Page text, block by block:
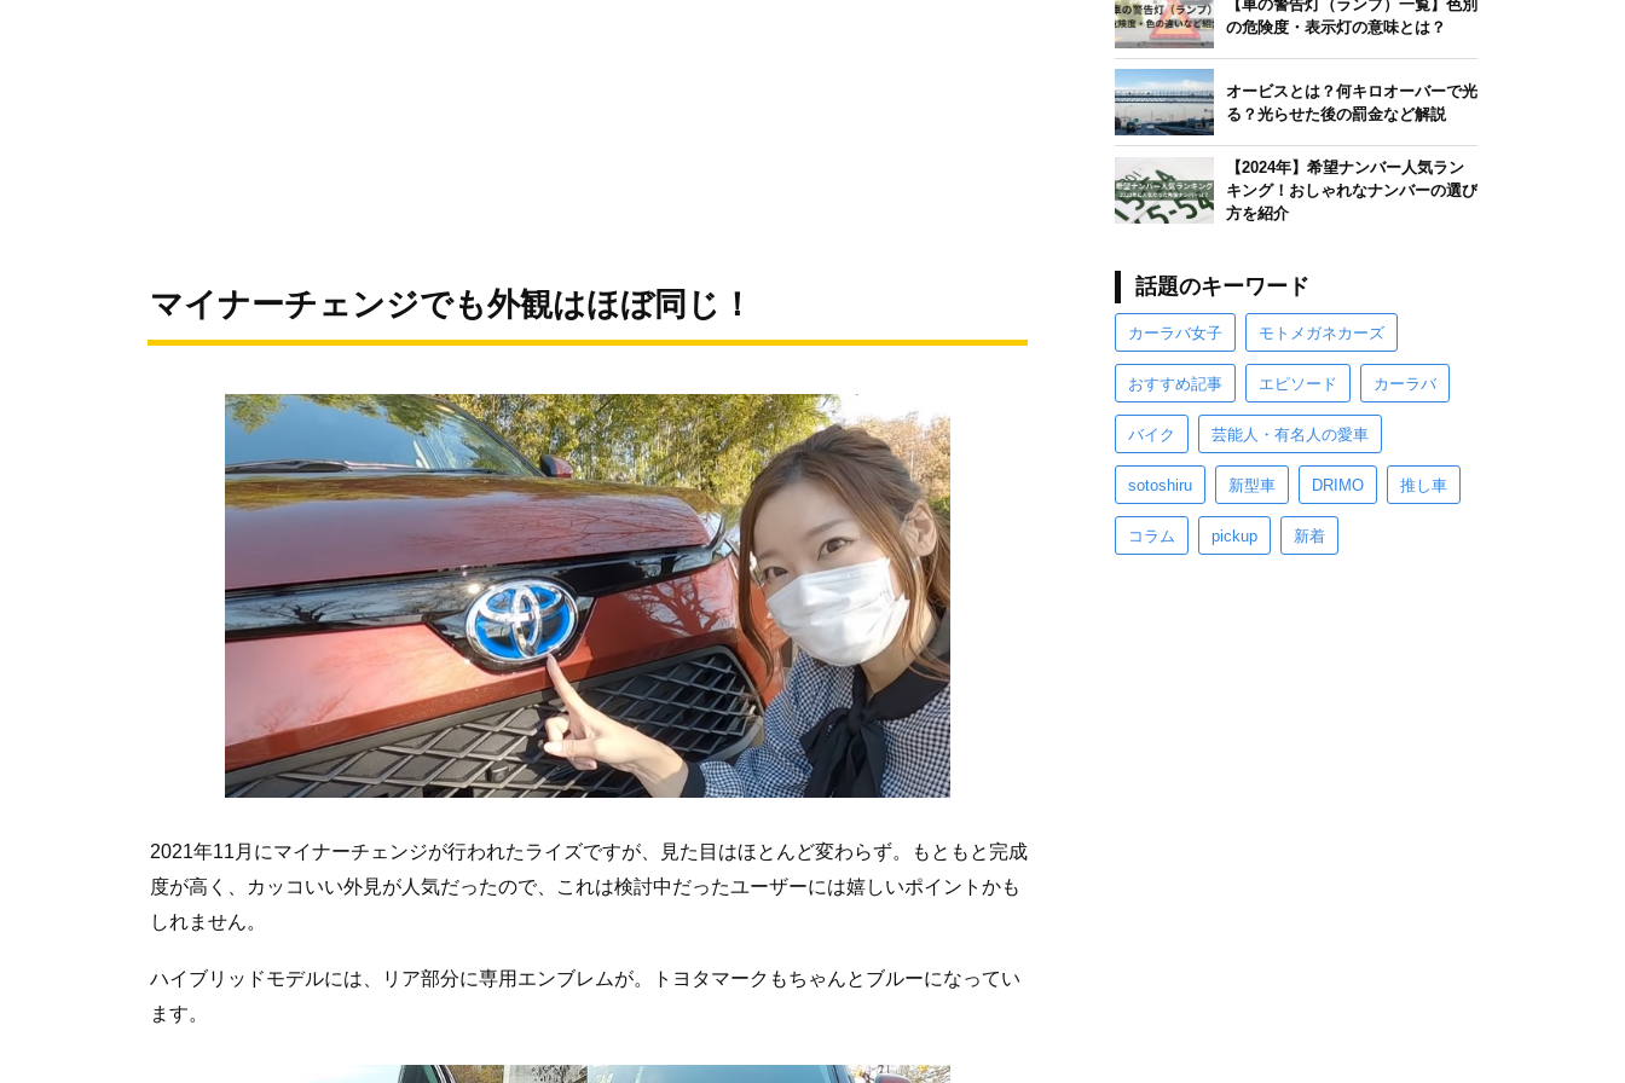
マイナーチェンジでも外観はほぼ同じ！
2021年11月にマイナーチェンジが行われたライズですが、見た目はほとんど変わらず。もともと完成
度が高く、カッコいい外見が人気だったので、これは検討中だったユーザーには嬉しいポイントかも
しれません。
ハイブリッドモデルには、リア部分に専用エンブレムが。トヨタマークもちゃんとブルーになってい
ます。
【車の警告灯（ランプ）一覧】色別
の危険度・表示灯の意味とは？
オービスとは？何キロオーバーで光
る？光らせた後の罰金など解説
【2024年】希望ナンバー人気ラン
キング！おしゃれなナンバーの選び
方を紹介
話題のキーワード
カーラバ女子 モトメガネカーズ
おすすめ記事 エピソード カーラバ
バイク 芸能人・有名人の愛車
sotoshiru 新型車 DRIMO 推し車
コラム pickup 新着